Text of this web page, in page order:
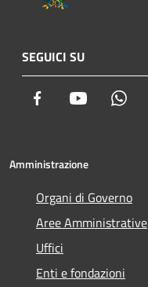
SEGUICI SU
Facebook Youtube
Amministrazione
Organi di Governo
Aree Amministrative
Uffici
Enti e fondazioni